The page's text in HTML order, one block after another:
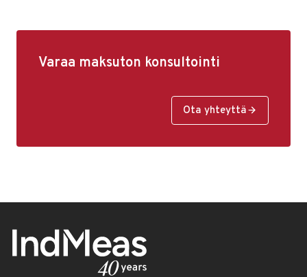
Varaa maksuton konsultointi
Ota yhteyttä